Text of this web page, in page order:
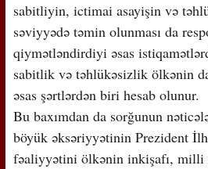
sabitliyin, ictimai asayişin və
səviyyədə təmin olunması da
qiymətləndirdiyi əsas
sabitlik və təhlükəsizlik ölkənin
əsas şərtlərdən biri hesab olunur.
Bu baxımdan da sorğunun
böyük əksəriyyətinin Prezident
fəaliyyətini ölkənin inkişafı, milli